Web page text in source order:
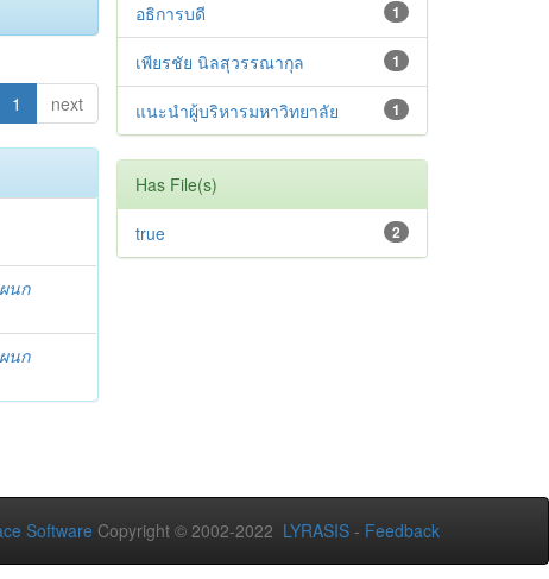
1 next
นก
นก
1
อธิการบดี
1
เพียรชัย นิลสุวรรณากุล
1
แนะนำผู้บริหารมหาวิทยาลัย
Has File(s)
2
true
Software Copyright © 2002-2022 LYRASIS - Feedback